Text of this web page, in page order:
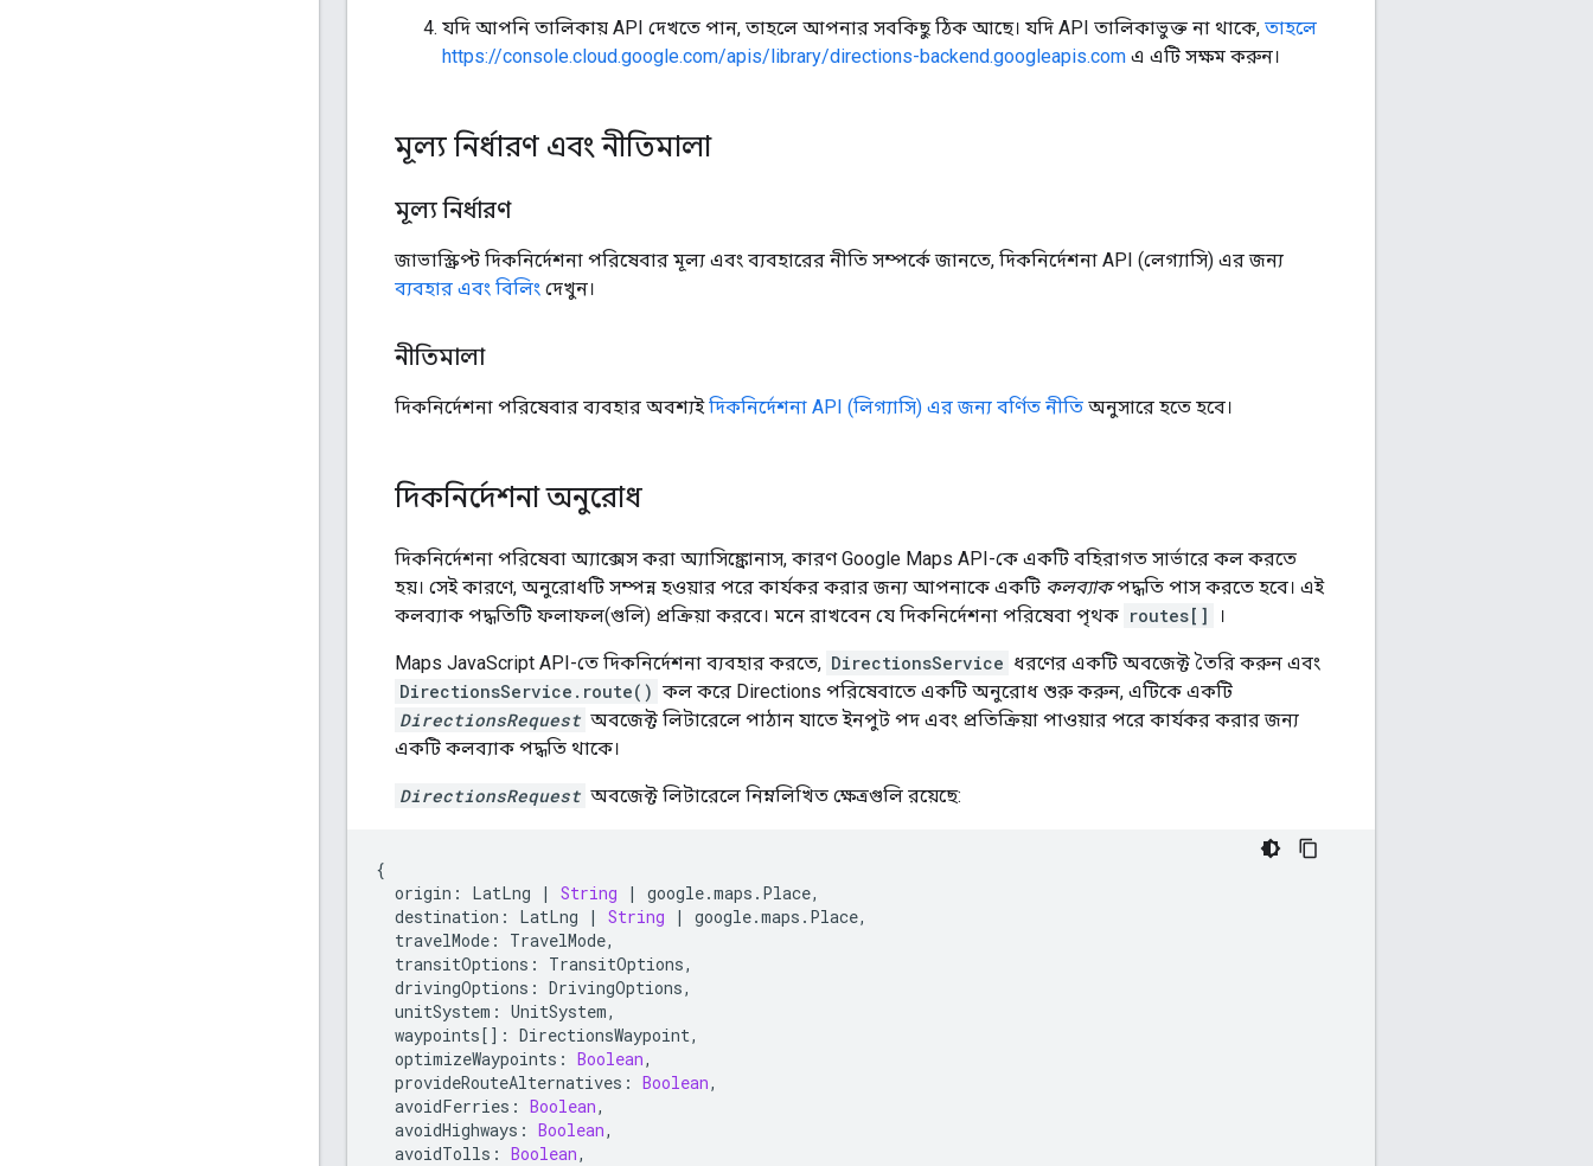
যদি আপনি তালিকায় API দেখতে পান, তাহলে আপনার সবকিছু ঠিক আছে। যদি API তালিকাভুক্ত না থাকে, তাহলে
https://console.cloud.google.com/apis/library/directions-backend.googleapis.com এ এটি সক্ষম করুন।
মূল্য নির্ধারণ এবং নীতিমালা
মূল্য নির্ধারণ
জাভাস্ক্রিপ্ট দিকনির্দেশনা পরিষেবার মূল্য এবং ব্যবহারের নীতি সম্পর্কে জানতে, দিকনির্দেশনা API (লেগ্যাসি) এর জন্য
ব্যবহার এবং বিলিং দেখুন।
নীতিমালা
দিকনির্দেশনা পরিষেবার ব্যবহার অবশ্যইদিকনির্দেশনা API (লিগ্যাসি) এর জন্য বর্ণিত নীতি অনুসারে হতে হবে।
দিকনির্দেশনা অনুরোধ
দিকনির্দেশনা পরিষেবা অ্যাক্সেস করা অ্যাসিঙ্ক্রোনাস, কারণ Google Maps API-কে একটি বহিরাগত সার্ভারে কল করতে
হয়। সেই কারণে, অনুরোধটি সম্পন্ন হওয়ার পরে কার্যকর করার জন্য আপনাকে একটি কলব্যাকপদ্ধতি পাস করতে হবে। এই
কলব্যাক পদ্ধতিটি ফলাফল(গুলি) প্রক্রিয়া করবে। মনে রাখবেন যে দিকনির্দেশনা পরিষেবা পৃথক routes[] ।
Maps JavaScript API-তে দিকনির্দেশনা ব্যবহার করতে, DirectionsService ধরণের একটি অবজেক্ট তৈরি করুন এবং
DirectionsService.route() কল করে Directions পরিষেবাতে একটি অনুরোধ শুরু করুন, এটিকে একটি
DirectionsRequest অবজেক্ট লিটারেলে পাঠান যাতে ইনপুট পদ এবং প্রতিক্রিয়া পাওয়ার পরে কার্যকর করার জন্য
একটি কলব্যাক পদ্ধতি থাকে।
DirectionsRequest অবজেক্ট লিটারেলে নিম্নলিখিত ক্ষেত্রগুলি রয়েছে:
{
origin : LatLng | String | google.maps . Place,
destination : LatLng | String | google.maps . Place,
travelMode : TravelMode,
transitOptions : TransitOptions,
drivingOptions : DrivingOptions,
unitSystem : UnitSystem,
waypoints[] : DirectionsWaypoint,
optimizeWaypoints : Boolean,
provideRouteAlternatives : Boolean,
avoidFerries : Boolean,
avoidHighways : Boolean,
avoidTolls : Boolean,